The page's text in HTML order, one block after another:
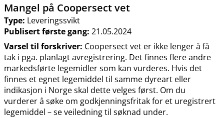
Mangel på Coopersect vet
Type: Leveringssvikt
Publisert første gang: 21.05.2024
Varsel til forskriver: Coopersect vet er ikke lenger å få
tak i pga. planlagt avregistrering. Det finnes flere andre
markedsførte legemidler som kan vurderes. Hvis det
finnes et egnet legemiddel til samme dyreart eller
indikasjon i Norge skal dette velges først. Om du
vurderer å søke om godkjenningsfritak for et uregistrert
legemiddel – se veiledning til søknad under.